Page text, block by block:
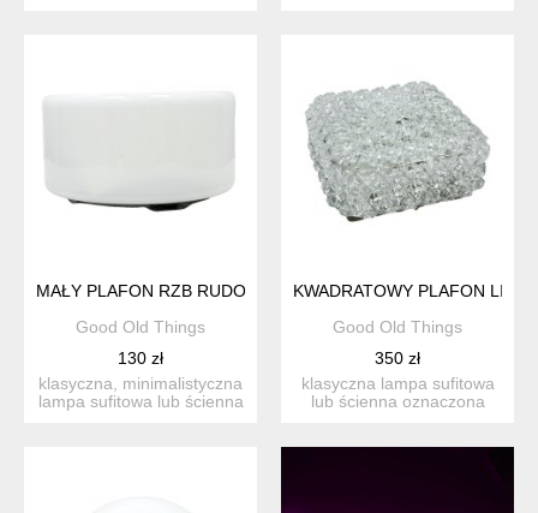
MAŁY PLAFON RZB RUDOLF ZIMMERMANN BAMBERG
Good Old Things
130 zł
klasyczna, minimalistyczna
lampa sufitowa lub ścienna
KWADRATOWY PLAFON
Good Old Things
350 zł
klasyczna lampa sufitowa
lub ścienna oznaczona